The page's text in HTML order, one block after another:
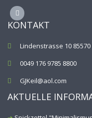
KONTAKT
Lindenstrasse 10
0049 176 9785 8800
GJKeil@aol.com
AKTUELLE